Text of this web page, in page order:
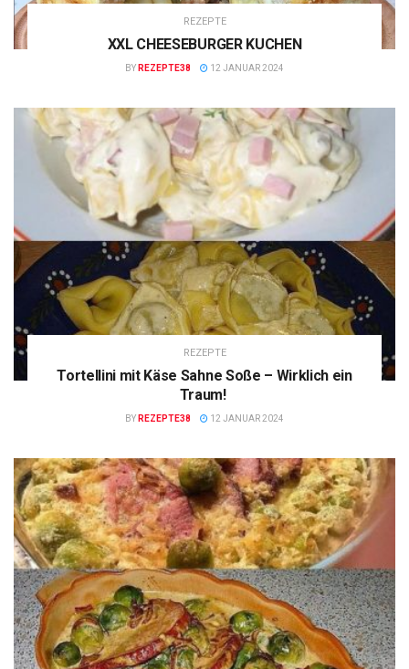
REZEPTE
XXL CHEESEBURGER KUCHEN
BY REZEPTE38 12 JANUAR 2024
REZEPTE
Tortellini mit Käse Sahne Soße – Wirklich ein
Traum!
BY REZEPTE38 12 JANUAR 2024